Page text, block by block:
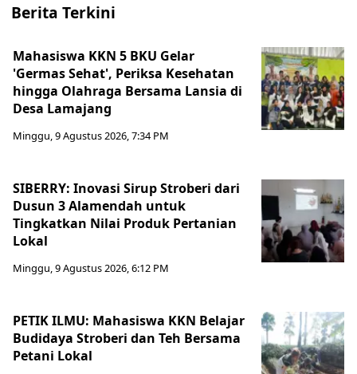
Berita Terkini
Mahasiswa KKN 5 BKU Gelar
'Germas Sehat', Periksa Kesehatan
hingga Olahraga Bersama Lansia di
Desa Lamajang
Minggu, 9 Agustus 2026, 7:34 PM
SIBERRY: Inovasi Sirup Stroberi dari
Dusun 3 Alamendah untuk
Tingkatkan Nilai Produk Pertanian
Lokal
Minggu, 9 Agustus 2026, 6:12 PM
PETIK ILMU: Mahasiswa KKN Belajar
Budidaya Stroberi dan Teh Bersama
Petani Lokal